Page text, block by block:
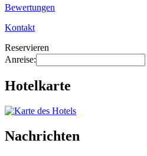
Bewertungen
Kontakt
Reservieren
Anreise:
Hotelkarte
Nachrichten